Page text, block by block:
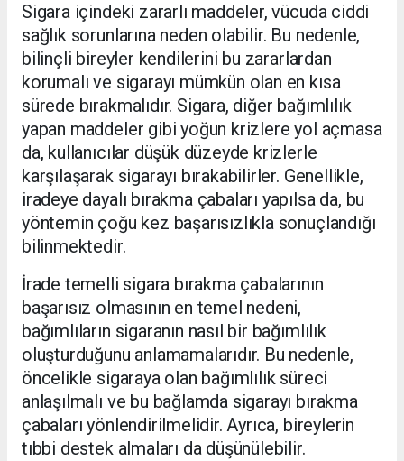
Sigara içindeki zararlı maddeler, vücuda ciddi
sağlık sorunlarına neden olabilir. Bu nedenle,
bilinçli bireyler kendilerini bu zararlardan
korumalı ve sigarayı mümkün olan en kısa
sürede bırakmalıdır. Sigara, diğer bağımlılık
yapan maddeler gibi yoğun krizlere yol açmasa
da, kullanıcılar düşük düzeyde krizlerle
karşılaşarak sigarayı bırakabilirler. Genellikle,
iradeye dayalı bırakma çabaları yapılsa da, bu
yöntemin çoğu kez başarısızlıkla sonuçlandığı
bilinmektedir.
İrade temelli sigara bırakma çabalarının
başarısız olmasının en temel nedeni,
bağımlıların sigaranın nasıl bir bağımlılık
oluşturduğunu anlamamalarıdır. Bu nedenle,
öncelikle sigaraya olan bağımlılık süreci
anlaşılmalı ve bu bağlamda sigarayı bırakma
çabaları yönlendirilmelidir. Ayrıca, bireylerin
tıbbi destek almaları da düşünülebilir.